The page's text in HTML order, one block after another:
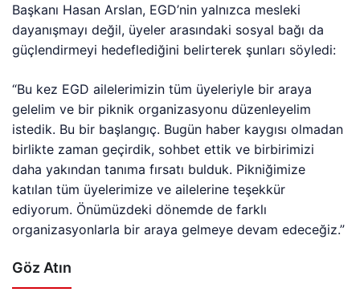
Başkanı Hasan Arslan, EGD’nin yalnızca mesleki
dayanışmayı değil, üyeler arasındaki sosyal bağı da
güçlendirmeyi hedeflediğini belirterek şunları söyledi:
“Bu kez EGD ailelerimizin tüm üyeleriyle bir araya
gelelim ve bir piknik organizasyonu düzenleyelim
istedik. Bu bir başlangıç. Bugün haber kaygısı olmadan
birlikte zaman geçirdik, sohbet ettik ve birbirimizi
daha yakından tanıma fırsatı bulduk. Pikniğimize
katılan tüm üyelerimize ve ailelerine teşekkür
ediyorum. Önümüzdeki dönemde de farklı
organizasyonlarla bir araya gelmeye devam edeceğiz.”
Göz Atın